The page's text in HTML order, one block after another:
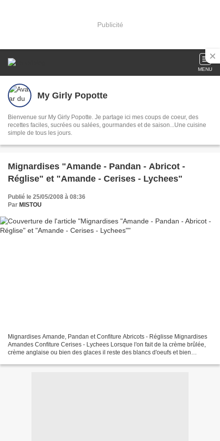
Publicité
MENU
My Girly Popotte
Bienvenue sur My Girly Popotte. Je partage ici mes coups de coeur, des
recettes faciles, sucrées ou salées, gourmandes et de saison...Une cuisine
simple de tous les jours.
Mignardises "Amande - Pandan - Abricot -
Réglise" et "Amande - Cerises - Lychees"
Publié le 25/05/2008 à 08:36
Par MISTOU
Mignardises Amande, Pandan et Confiture Abricots - Réglisse Mignardises
Amandes Confiture Cerises - Lychees Lorsque l'on fait de la crème brûlée,
crème anglaise ou bien des glaces il reste des blancs d'oeufs et bien